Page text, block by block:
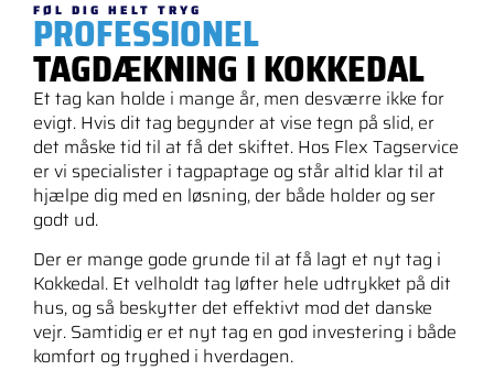
FØL DIG HELT TRYG
PROFESSIONEL
TAGDÆKNING I KOKKEDAL
Et tag kan holde i mange år, men desværre ikke for
evigt. Hvis dit tag begynder at vise tegn på slid, er
det måske tid til at få det skiftet. Hos Flex Tagservice
er vi specialister i tagpaptage og står altid klar til at
hjælpe dig med en løsning, der både holder og ser
godt ud.
Der er mange gode grunde til at få lagt et nyt tag i
Kokkedal. Et velholdt tag løfter hele udtrykket på dit
hus, og så beskytter det effektivt mod det danske
vejr. Samtidig er et nyt tag en god investering i både
komfort og tryghed i hverdagen.